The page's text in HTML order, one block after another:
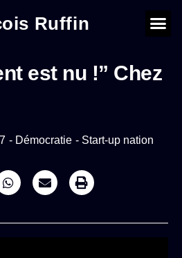
Ruffin
est nu !” Chez
- Démocratie - Start-up nation